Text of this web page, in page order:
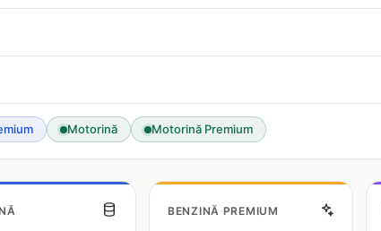
Motorină Motorină Premium
BENZINĂ PREMIUM